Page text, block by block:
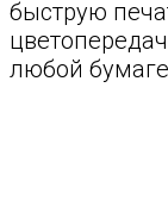
быструю
любой